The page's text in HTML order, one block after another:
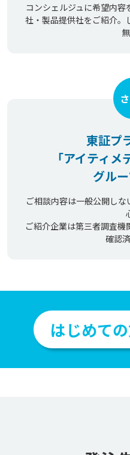
コンシェルジュに希望内
社・製品提供社をご紹介。
東証プ
「アイティメ
グル
ご相談内容は一般公開し
ご紹介企業は第三者調査
確認
はじめて